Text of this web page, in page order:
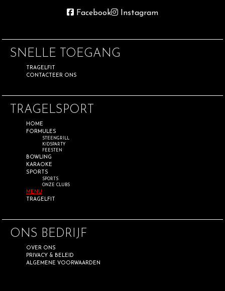
Facebook Instagram
SNELLE TOEGANG
TRAGELFIT
CONTACTEER ONS
TRAGELSPORT
HOME
FORMULES
STEENGRILL
KIDSPARTY
FEESTEN
BOWLING
KARAOKE
SPORTS
SPORTS
ONZE CLUBS
MENU
TRAGELFIT
ONS BEDRIJF
OVER ONS
PRIVACY & BELEID
ALGEMENE VOORWAARDEN